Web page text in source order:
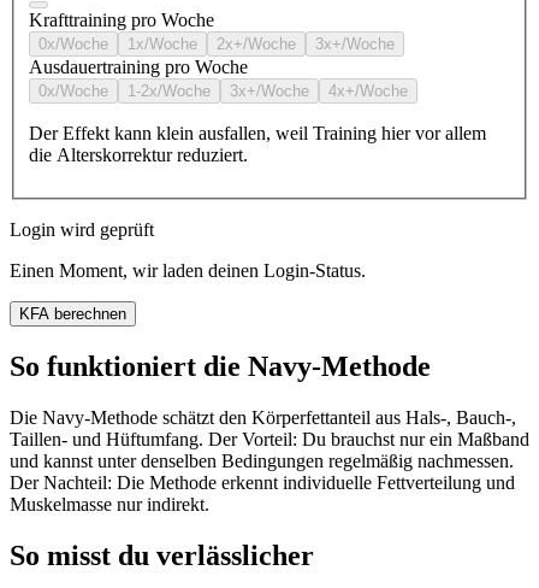
Krafttraining pro Woche
0x/Woche 1x/Woche 2x+/Woche 3x+/Woche
Ausdauertraining pro Woche
0x/Woche 1-2x/Woche 3x+/Woche 4x+/Woche
Der Effekt kann klein ausfallen, weil Training hier vor allem
die Alterskorrektur reduziert.
Login wird geprüft
Einen Moment, wir laden deinen Login-Status.
KFA berechnen
So funktioniert die Navy-Methode
Die Navy-Methode schätzt den Körperfettanteil aus Hals-, Bauch-,
Taillen- und Hüftumfang. Der Vorteil: Du brauchst nur ein Maßband
und kannst unter denselben Bedingungen regelmäßig nachmessen.
Der Nachteil: Die Methode erkennt individuelle Fettverteilung und
Muskelmasse nur indirekt.
So misst du verlässlicher